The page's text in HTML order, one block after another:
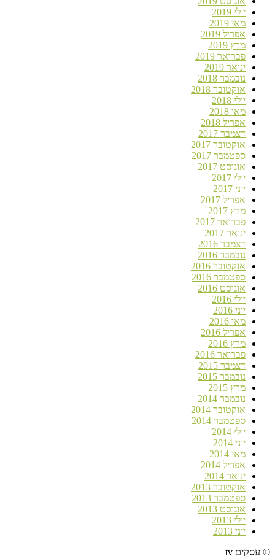
יולי 2019
מאי 2019
אפריל 2019
מרץ 2019
פברואר 2019
ינואר 2019
נובמבר 2018
אוקטובר 2018
יולי 2018
מאי 2018
אפריל 2018
דצמבר 2017
אוקטובר 2017
ספטמבר 2017
אוגוסט 2017
יולי 2017
יוני 2017
אפריל 2017
מרץ 2017
פברואר 2017
ינואר 2017
דצמבר 2016
נובמבר 2016
אוקטובר 2016
ספטמבר 2016
אוגוסט 2016
יולי 2016
יוני 2016
מאי 2016
אפריל 2016
מרץ 2016
פברואר 2016
דצמבר 2015
נובמבר 2015
מרץ 2015
נובמבר 2014
אוקטובר 2014
ספטמבר 2014
יולי 2014
יוני 2014
מאי 2014
אפריל 2014
ינואר 2014
אוקטובר 2013
ספטמבר 2013
אוגוסט 2013
יולי 2013
יוני 2013
© עסקים tv